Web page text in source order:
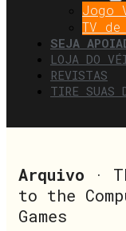
Jogo
TV
SEJA
LOJA DO
REVISTAS
TIRE SUAS
Arquivo ·
to the
Games